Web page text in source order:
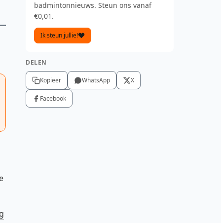
badmintonnieuws. Steun ons vanaf
€0,01.
Ik steun jullie!
DELEN
Kopieer WhatsApp X
Facebook